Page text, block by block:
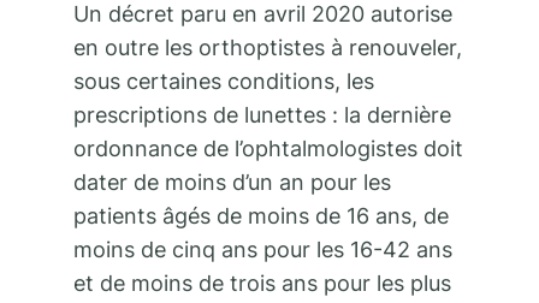
Un décret paru en avril 2020 autorise
en outre les orthoptistes à renouveler,
sous certaines conditions, les
prescriptions de lunettes : la dernière
ordonnance de l’ophtalmologistes doit
dater de moins d’un an pour les
patients âgés de moins de 16 ans, de
moins de cinq ans pour les 16-42 ans
et de moins de trois ans pour les plus